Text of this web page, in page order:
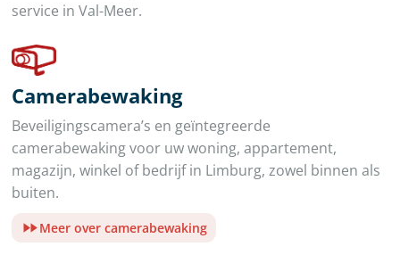
service in Val-Meer.
Camerabewaking
Beveiligingscamera’s en geïntegreerde
camerabewaking voor uw woning, appartement,
magazijn, winkel of bedrijf in Limburg, zowel binnen als
buiten.
Meer over camerabewaking